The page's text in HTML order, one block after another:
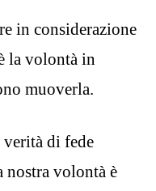
in considerazione
la volontà in
muoverla.
verità di fede
nostra volontà è